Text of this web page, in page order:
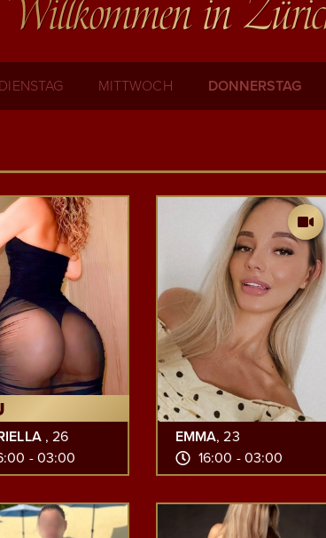
Willkommen in
DIENSTAG MITTWOCH DONNERSTAG
, 26
- 03:00
EMMA, 23
16:00 - 03:00